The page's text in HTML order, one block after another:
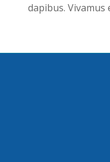
dapibus. Vivamus